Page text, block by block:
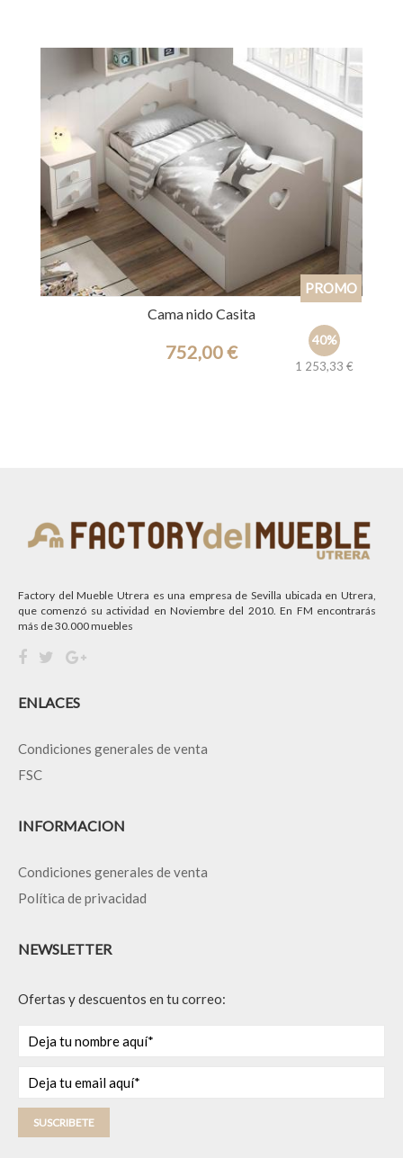
Cama nido Casita
40%
1 253,33 €
752,00 €
Factory del Mueble Utrera es una empresa de Sevilla ubicada en Utrera,
que comenzó su actividad en Noviembre del 2010. En FM encontrarás
más de 30.000 muebles
ENLACES
Condiciones generales de venta
FSC
INFORMACION
Condiciones generales de venta
Política de privacidad
NEWSLETTER
Ofertas y descuentos en tu correo:
SUSCRIBETE